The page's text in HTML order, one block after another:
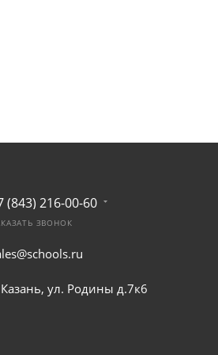
(843) 216-00-60
ЗВОНОК
Казань, ул. Родины д.7к6